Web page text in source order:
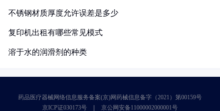
不锈钢材质厚度允许误差是多少
复印机出租有哪些常见模式
溶于水的润滑剂的种类
药品医疗器械网络信息服务备案(京)网药械信息备字（2021）第00159号
京ICP证030173号
京公网安备11000002000001号